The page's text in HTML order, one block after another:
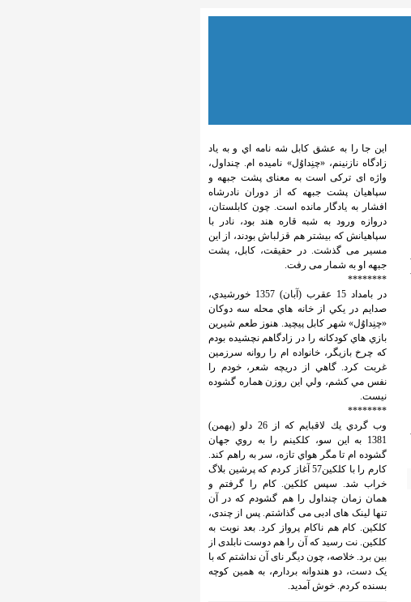
اين جا را به عشق كابل شه نامه اي و به ياد
زادگاه نازنینم، «چنِداوُل» ناميده ام. چنداول،
واژه ای ترکی است به معنای پشت جبهه و
سپاهیان پشت جبهه که از دوران نادرشاه
افشار به یادگار مانده است. چون کابلستان،
دروازه ورود به شبه قاره هند بود، نادر با
سپاهیانش که بیشتر هم قزلباش بودند، از این
مسیر می گذشت. در حقیقت، کابل، پشت
جبهه او به شمار می رفت.
********
در بامداد 15 عقرب (آبان) 1357 خورشيدي،
صدايم در يكي از خانه هاي محله سه دوكان
«چنِداوُل» شهر كابل پيچيد. هنوز طعم شيرين
بازي هاي كودكانه را در زادگاهم نچشيده بودم
كه چرخ بازيگر، خانواده ام را روانه سرزمين
غربت كرد. گاهي از دريچه شعر، خودم را
نفس مي كشم، ولي اين روزن هماره گشوده
نيست.
********
وب گردي يك لاقبايم كه از 26 دلو (بهمن)
1381 به اين سو، كلكينم را به روي جهان
گشوده ام تا مگر هواي تازه، سر به راهم كند.
کارم را با کلکین57 آغاز کردم که پرشین بلاگ
خراب شد. سپس کلکین. کام را گرفتم و
همان زمان چنداول را هم گشودم که در آن
تنها لینک های ادبی می گذاشتم. پس از چندی،
کلکین. کام هم ناکام پرواز کرد. بعد نوبت به
کلکین. نت رسید که آن را هم دوست نابلدی از
بین برد. خلاصه، چون دیگر نای آن نداشتم که با
یک دست، دو هندوانه بردارم، به همین کوچه
بسنده کردم. خوش آمدید.